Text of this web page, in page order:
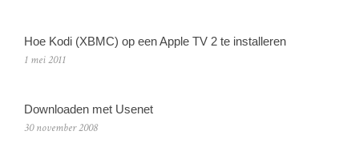
Hoe Kodi (XBMC) op een Apple TV 2 te installeren
1 mei 2011
Downloaden met Usenet
30 november 2008